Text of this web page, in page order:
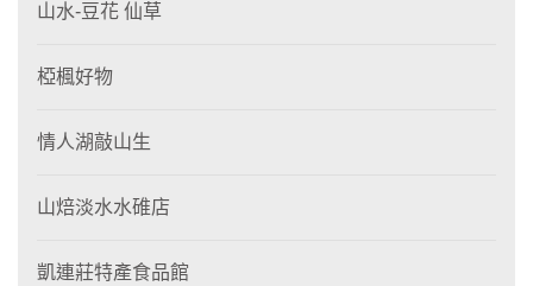
山水-豆花 仙草
椏楓好物
情人湖敲山生
山焙淡水水碓店
凱連莊特產食品館